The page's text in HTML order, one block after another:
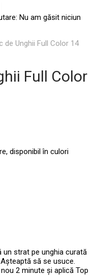
Nu am găsit niciun
de Unghii Full Color 14
Full Color
disponibil în culori
un strat pe unghia curată
să se usuce.
2 minute și aplică Top